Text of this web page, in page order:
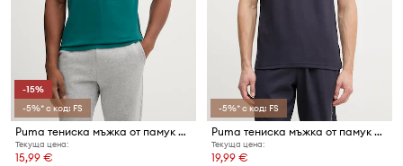
-15%
-5%* с код: FS
Puma тениска мъжка от памук Essential Logo
Текуща цена:
15,99 €
-5%* с код: FS
Puma тениска мъжка от памук Essential elevated
Текуща цена:
19,99 €